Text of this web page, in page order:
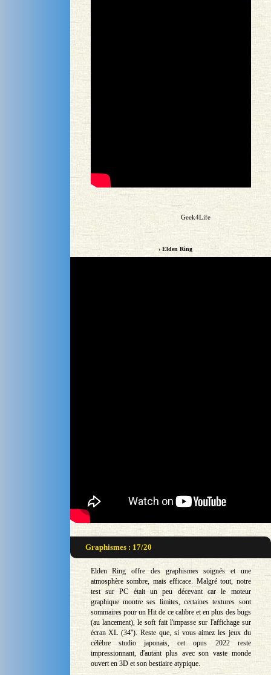
Geek4Life
› Elden Ring
Graphismes : 17/20
Elden Ring offre des graphismes soignés et une
atmosphère sombre, mais efficace. Malgré tout, notre
test sur PC était un peu décevant car le moteur
graphique montre ses limites, certaines textures sont
sommaires pour un Hit de ce calibre et en plus des bugs
(au lancement), le soft fait l'impasse sur l'affichage sur
écran XL (34''). Reste que, si vous aimez les jeux du
célèbre studio japonais, cet opus 2022 reste
impressionnant, d'autant plus avec son vaste monde
ouvert en 3D et son bestiaire atypique.